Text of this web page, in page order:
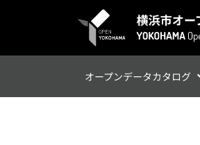
オープンデータカタログ